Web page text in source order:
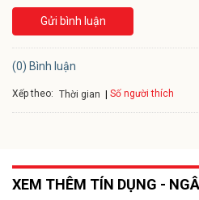
Gửi bình luận
(0) Bình luận
Xếp theo: Thời gian Số người thích
XEM THÊM TÍN DỤNG -